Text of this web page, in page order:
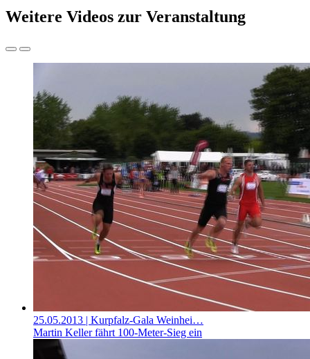
Weitere Videos zur Veranstaltung
25.05.2013 | Kurpfalz-Gala Weinhei…
Martin Keller fährt 100-Meter-Sieg ein